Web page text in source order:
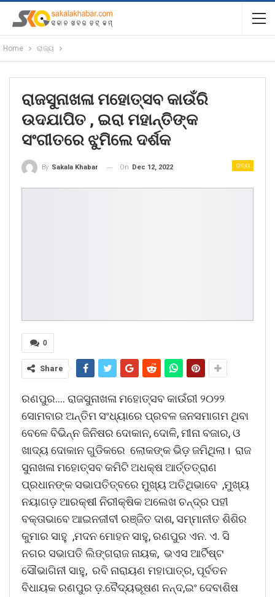
Home ରାଜ୍ୟ
ରାଜସୁନାଖଳା ମହୋତ୍ସବ କାଉଁରି
ଉଦଯାପିତ , ଇରା ମହାନ୍ତିଙ୍କ
ସଂଗୀତରେ ଝୁମିଲେ ଦର୍ଶକ
ରାଜ୍ୟ
By Sakala Khabar On Dec 12, 2022
0
Share
ରଣପୁର…. ରାଜସୁନାଖଳା ମହୋତ୍ସବ କାଉଁରୀ ୨୦୨୨
ସୋମବାର ଅନ୍ତିମ ସଂଧ୍ୟାରେ ପ୍ରବଳ ଜନସମାଗମ ଥିବା
ବେଳେ ବିଭିନ୍ନ ଜିନିଷର ଦୋକାନ, ଦୋଳି, ମୀନା ବଜାର, ଓ
ଖାଦ୍ୟ ଦୋକାନ ଗୁଡିକରେ ଲୋକଙ୍କ ଭିଡ଼ ଜମିଥିଲା। ରାଜ
ସୁନାଖଳା ମହୋତ୍ସବ କମିଟି ଅଧକ୍ଷ ଆର୍ତ୍ତତ୍ରାଣ
ପ୍ରଧାନଙ୍କ ସଭାପତିତ୍ବରେ ମୁଖ୍ୟ ଅତିଥିଭାବେ ,ମୁଖ୍ୟ
ନୟାଗଡ଼ ଆରକ୍ଷୀ ନିରୀକ୍ଷିକ ଅଲେଖ ଚନ୍ଦ୍ର ପହୀ
ବକ୍ତାଭାବେ ଆଇନଜୀବୀ ରଞ୍ଜିତ ଦାଶ, ସମ୍ମାନୀତ ଶିଶିର
କୁମାର ସାହୁ ,ମଦନ ମୋହନ ସାହୁ, ରଣପୁର ଏନ. ଏ. ସି
ନଗର ସଭାପତି ଲିଙ୍ଗରାଜ ନାୟକ, ଭଏସ ଆର୍ଟିଷ୍ଟ
ସୌଭାଗିନୀ ସାହୁ, ରବି ନାରାୟଣ ମହାପାତ୍ର, ପୂର୍ବତନ
ବିଧାୟକ ରଣପୁର ଡ଼.ବୈଦ୍ୟଭୂଷଣ ନନ୍ଦ,ଇଂ ଦେବାଶିଷ